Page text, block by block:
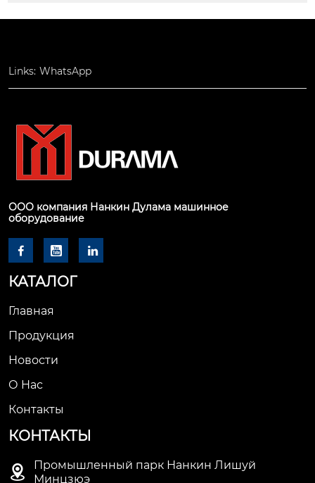
Links: WhatsApp
ООО компания Нанкин Дулама машинное
оборудование
  
КАТАЛОГ
Главная
Продукция
Новости
О Hас
Контакты
КОНТАКТЫ

Промышленный парк Нанкин Лишуй
Минцзюэ